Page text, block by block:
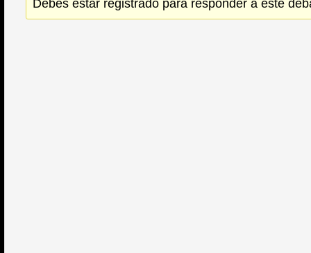
Debes estar registrado para responder a este